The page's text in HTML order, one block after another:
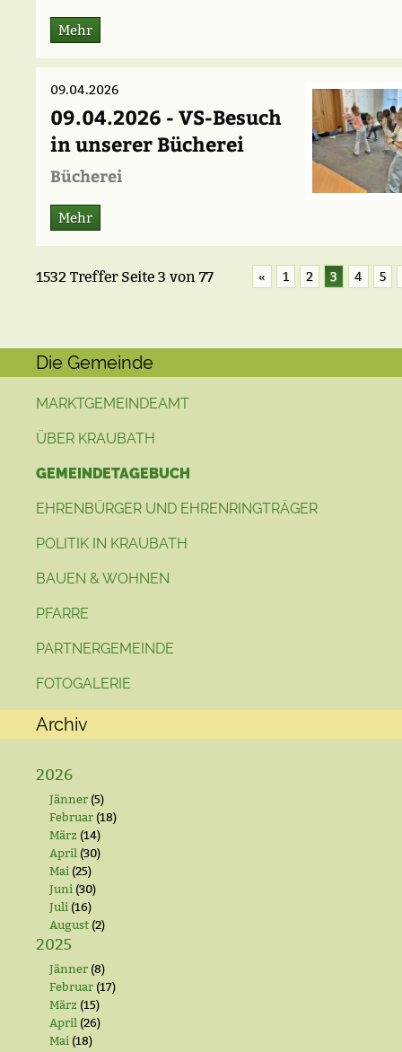
Mehr
09.04.2026
09.04.2026 - VS-Besuch
in unserer Bücherei
Bücherei
Mehr
1532 Treffer Seite 3 von 77 « 1 2 3 4 5
Die Gemeinde
MARKTGEMEINDEAMT
ÜBER KRAUBATH
GEMEINDETAGEBUCH
EHRENBÜRGER UND EHRENRINGTRÄGER
POLITIK IN KRAUBATH
BAUEN & WOHNEN
PFARRE
PARTNERGEMEINDE
FOTOGALERIE
Archiv
2026
Jänner (5)
Februar (18)
März (14)
April (30)
Mai (25)
Juni (30)
Juli (16)
August (2)
2025
Jänner (8)
Februar (17)
März (15)
April (26)
Mai (18)